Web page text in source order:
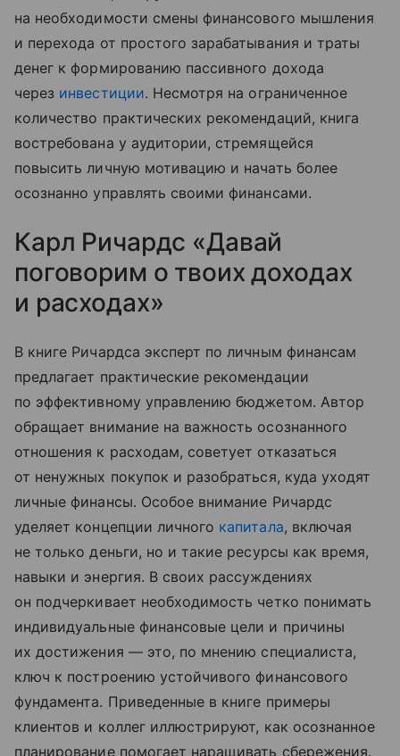
на необходимости смены финансового мышления
и перехода от простого зарабатывания и траты
денег к формированию пассивного дохода
через инвестиции. Несмотря на ограниченное
количество практических рекомендаций, книга
востребована у аудитории, стремящейся
повысить личную мотивацию и начать более
осознанно управлять своими финансами.
Карл Ричардс «Давай
поговорим о твоих доходах
и расходах»
В книге Ричардса эксперт по личным финансам
предлагает практические рекомендации
по эффективному управлению бюджетом. Автор
обращает внимание на важность осознанного
отношения к расходам, советует отказаться
от ненужных покупок и разобраться, куда уходят
личные финансы. Особое внимание Ричардс
уделяет концепции личного капитала, включая
не только деньги, но и такие ресурсы как время,
навыки и энергия. В своих рассуждениях
он подчеркивает необходимость четко понимать
индивидуальные финансовые цели и причины
их достижения — это, по мнению специалиста,
ключ к построению устойчивого финансового
фундамента. Приведенные в книге примеры
клиентов и коллег иллюстрируют, как осознанное
планирование помогает наращивать сбережения.